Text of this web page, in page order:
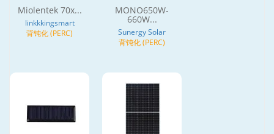
Miolentek 70x...
linkkkingsmart
背钝化 (PERC)
MONO650W-
660W...
Sunergy Solar
背钝化 (PERC)